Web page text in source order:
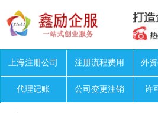
上海注册公司 注册流程费用 外
代理记账 公司变更注销 许